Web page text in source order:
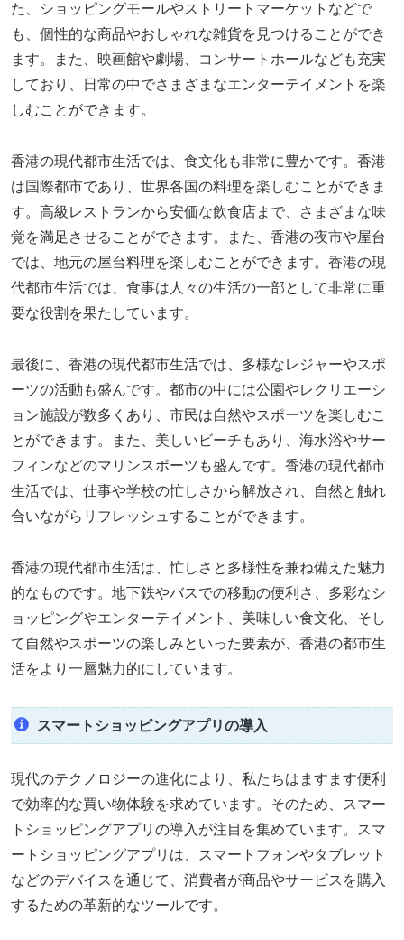
た、ショッピングモールやストリートマーケットなどで
も、個性的な商品やおしゃれな雑貨を見つけることができ
ます。また、映画館や劇場、コンサートホールなども充実
しており、日常の中でさまざまなエンターテイメントを楽
しむことができます。
香港の現代都市生活では、食文化も非常に豊かです。香港
は国際都市であり、世界各国の料理を楽しむことができま
す。高級レストランから安価な飲食店まで、さまざまな味
覚を満足させることができます。また、香港の夜市や屋台
では、地元の屋台料理を楽しむことができます。香港の現
代都市生活では、食事は人々の生活の一部として非常に重
要な役割を果たしています。
最後に、香港の現代都市生活では、多様なレジャーやスポ
ーツの活動も盛んです。都市の中には公園やレクリエーシ
ョン施設が数多くあり、市民は自然やスポーツを楽しむこ
とができます。また、美しいビーチもあり、海水浴やサー
フィンなどのマリンスポーツも盛んです。香港の現代都市
生活では、仕事や学校の忙しさから解放され、自然と触れ
合いながらリフレッシュすることができます。
香港の現代都市生活は、忙しさと多様性を兼ね備えた魅力
的なものです。地下鉄やバスでの移動の便利さ、多彩なシ
ョッピングやエンターテイメント、美味しい食文化、そし
て自然やスポーツの楽しみといった要素が、香港の都市生
活をより一層魅力的にしています。
スマートショッピングアプリの導入
現代のテクノロジーの進化により、私たちはますます便利
で効率的な買い物体験を求めています。そのため、スマー
トショッピングアプリの導入が注目を集めています。スマ
ートショッピングアプリは、スマートフォンやタブレット
などのデバイスを通じて、消費者が商品やサービスを購入
するための革新的なツールです。